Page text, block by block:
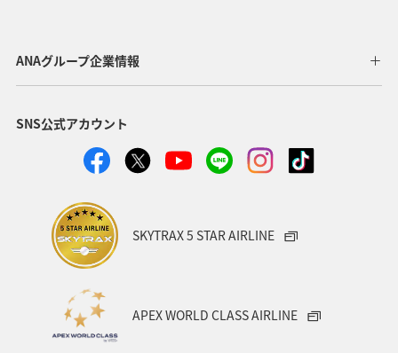
ANAグループ企業情報
SNS公式アカウント
SKYTRAX 5 STAR AIRLINE
APEX WORLD CLASS AIRLINE